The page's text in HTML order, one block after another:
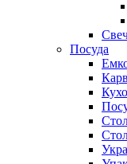
Посуда